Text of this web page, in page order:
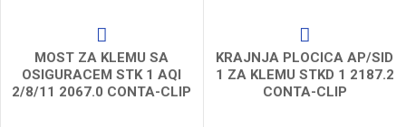
MOST ZA KLEMU SA
OSIGURACEM STK 1 AQI
2/8/11 2067.0 CONTA-CLIP
KRAJNJA PLOCICA AP/SID
1 ZA KLEMU STKD 1 2187.2
CONTA-CLIP